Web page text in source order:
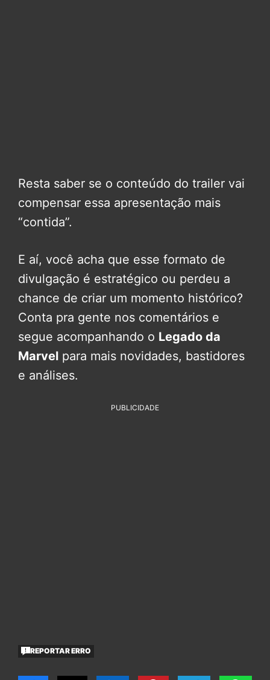
Resta saber se o conteúdo do trailer vai
compensar essa apresentação mais
“contida”.
E aí, você acha que esse formato de
divulgação é estratégico ou perdeu a
chance de criar um momento histórico?
Conta pra gente nos comentários e
segue acompanhando o Legado da
Marvel para mais novidades, bastidores
e análises.
PUBLICIDADE
REPORTAR ERRO